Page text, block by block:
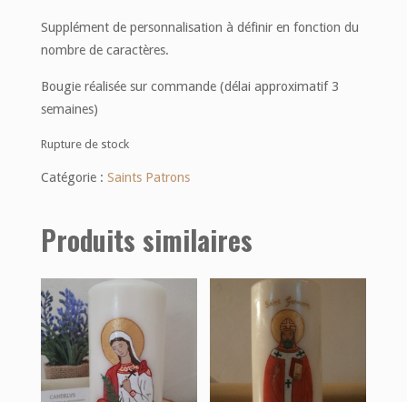
Supplément de personnalisation à définir en fonction du
nombre de caractères.
Bougie réalisée sur commande (délai approximatif 3
semaines)
Rupture de stock
Catégorie : Saints Patrons
Produits similaires